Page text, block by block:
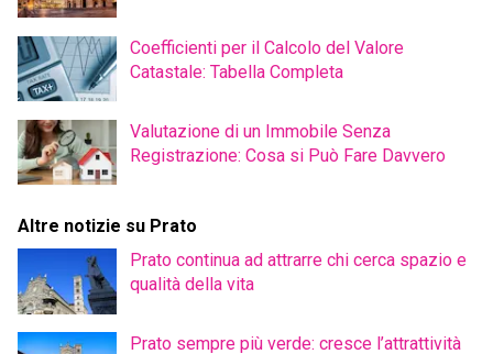
Coefficienti per il Calcolo del Valore
Catastale: Tabella Completa
Valutazione di un Immobile Senza
Registrazione: Cosa si Può Fare Davvero
Altre notizie su Prato
Prato continua ad attrarre chi cerca spazio e
qualità della vita
Prato sempre più verde: cresce l’attrattività